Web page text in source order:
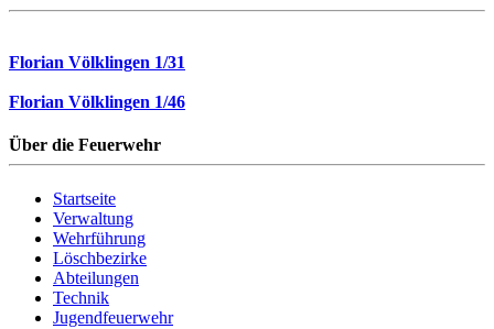
Florian Völklingen 1/31
Florian Völklingen 1/46
Über die Feuerwehr
Startseite
Verwaltung
Wehrführung
Löschbezirke
Abteilungen
Technik
Jugendfeuerwehr